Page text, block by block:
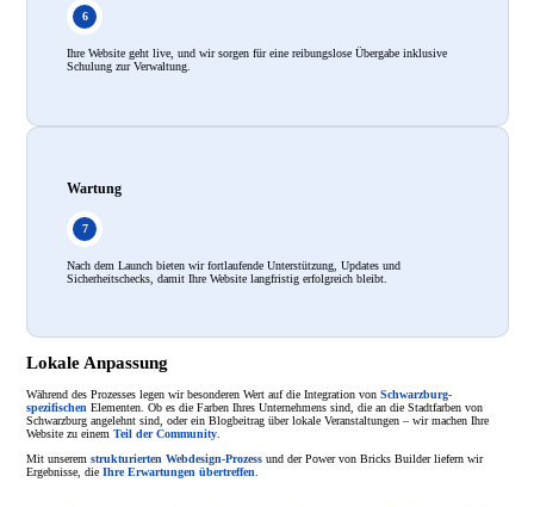
Ihre Website geht live, und wir sorgen für eine reibungslose Übergabe inklusive
Schulung zur Verwaltung.
Wartung
Nach dem Launch bieten wir fortlaufende Unterstützung, Updates und
Sicherheitschecks, damit Ihre Website langfristig erfolgreich bleibt.
Lokale Anpassung
Während des Prozesses legen wir besonderen Wert auf die Integration von Schwarzburg-
spezifischenElementen. Ob es die Farben Ihres Unternehmens sind, die an die Stadtfarben von
Schwarzburg angelehnt sind, oder ein Blogbeitrag über lokale Veranstaltungen – wir machen Ihre
Website zu einem Teil der Community.
Mit unserem strukturierten Webdesign-Prozessund der Power von Bricks Builder liefern wir
Ergebnisse, die Ihre Erwartungen übertreffen.